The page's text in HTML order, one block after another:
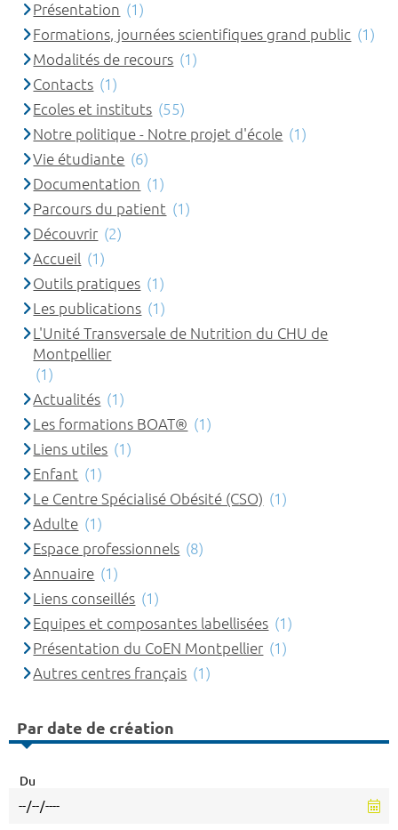
Présentation (1)
Formations, journées scientifiques grand public (1)
Modalités de recours (1)
Contacts (1)
Ecoles et instituts (55)
Notre politique - Notre projet d'école (1)
Vie étudiante (6)
Documentation (1)
Parcours du patient (1)
Découvrir (2)
Accueil (1)
Outils pratiques (1)
Les publications (1)
L'Unité Transversale de Nutrition du CHU de
Montpellier
(1)
Actualités (1)
Les formations BOAT® (1)
Liens utiles (1)
Enfant (1)
Le Centre Spécialisé Obésité (CSO) (1)
Adulte (1)
Espace professionnels (8)
Annuaire (1)
Liens conseillés (1)
Equipes et composantes labellisées (1)
Présentation du CoEN Montpellier (1)
Autres centres français (1)
Par date de création
Du